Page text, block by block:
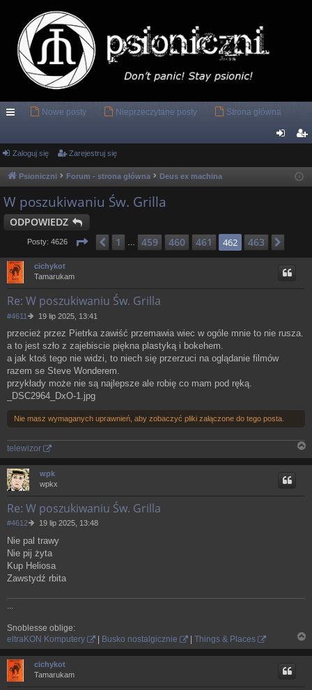
ce
…
Nowe posty Nieprzeczytane posty Strona główna
ę
ej
si
Zaloguj się Zarejestruj się
Psioniczni Forum - strona główna Deus ex machina
W poszukiwaniu Św. Grilla
ODPOWIEDZ
Posty: 4626 Strona 462 z463
Poprzednia
1 459 460 461 462 463
cichykot
Tamarukam
Re: W poszukiwaniu Św. Grilla
#4611
P
s
t
19 lip 2025, 13:41
przecież przez Pietrka zawiść przemawia wiec w ogóle mnie to nie rusza.
a to jest szło z zajebiscie piękna plastyką i bokehem.
a jak ktoś tego nie widzi, to niech się przerzuci na oglądanie filmów
razem se Steve Wonderem.
przykłady może nie są najlepsze ale robię co mam pod ręką.
_DSC2964_DxO-1.jpg
Nie masz wymaganych uprawnień, aby zobaczyć pliki załączone do tego posta.
telewizor
a
r
wpk
wpkx
Re: W poszukiwaniu Św. Grilla
#4612
P
s
t
19 lip 2025, 13:48
Nie pal trawy
Nie pij żyta
Kup Heliosa
Zawstydź rbita
...
Snoblesse oblige:
eltraKON Komputery
Busko nostalgicznie Things & Places
a
cichykot
Tamarukam